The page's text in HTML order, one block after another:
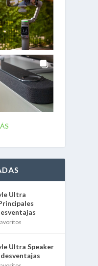
Ultra
Ultra Speaker
desventajas